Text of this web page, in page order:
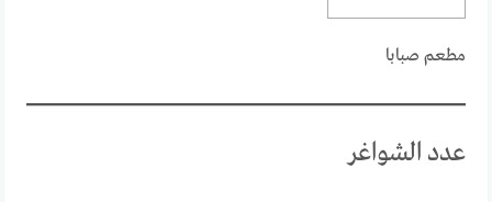
مطعم صبابا
عدد الشواغر